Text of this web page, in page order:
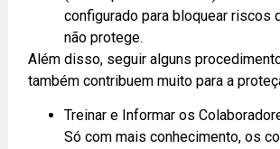
configurado para bloquear riscos
não protege.
Além disso, seguir alguns
também contribuem muito para a
Treinar e Informar os
Só com mais conhecimento, os